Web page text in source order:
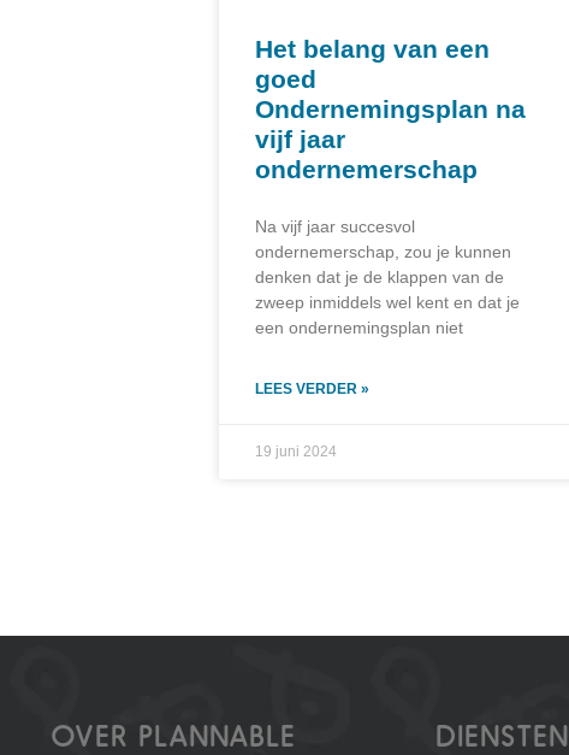
Het belang van een
goed
Ondernemingsplan na
vijf jaar
ondernemerschap
Na vijf jaar succesvol
ondernemerschap, zou je kunnen
denken dat je de klappen van de
zweep inmiddels wel kent en dat je
een ondernemingsplan niet
LEES VERDER »
19 juni 2024
OVER PLANNABLE DIENSTEN